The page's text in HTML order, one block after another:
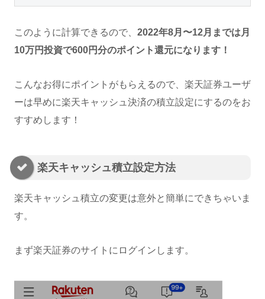
このように計算できるので、 2022年8月〜12月までは月
10万円投資で600円分のポイント還元になります！
こんなお得にポイントがもらえるので、楽天証券ユーザ
ーは早めに楽天キャッシュ決済の積立設定にするのをお
すすめします！
楽天キャッシュ積立設定方法
楽天キャッシュ積立の変更は意外と簡単にできちゃいま
す。
まず楽天証券のサイトにログインします。